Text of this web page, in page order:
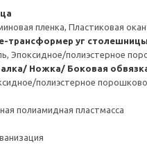
пленка, Пластиковая
трансформер уг столешницы
Эпоксидное/полиэстерное
Ножка/ Боковая
полиэстерное
полиамидная пластмасса